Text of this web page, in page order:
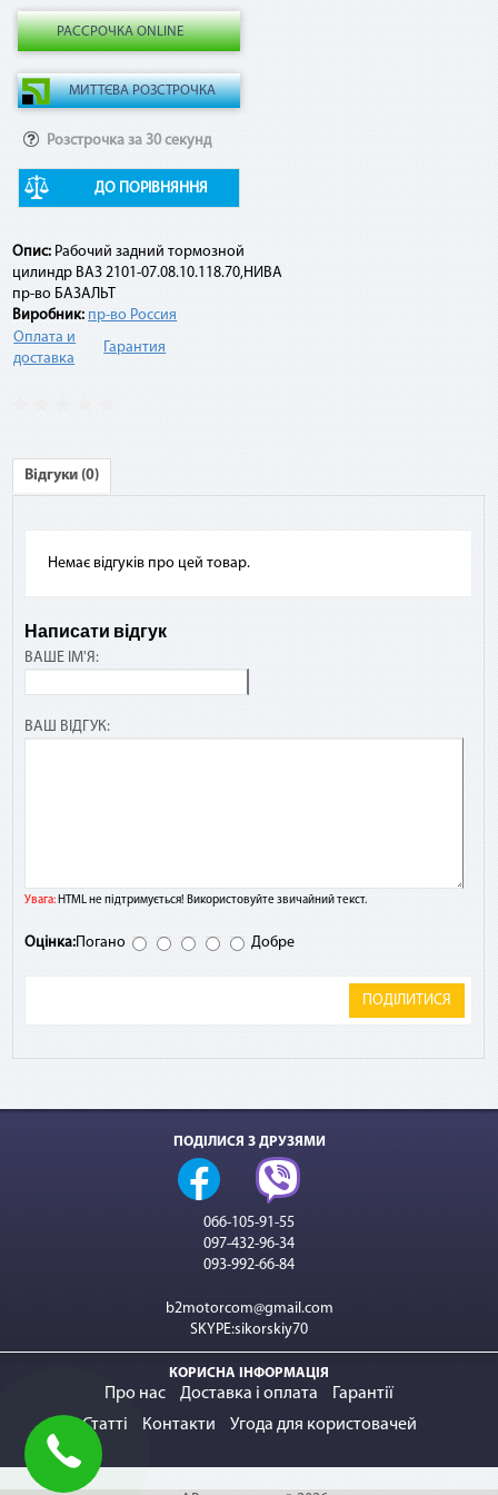
РАССРОЧКА ONLINE
Розстрочка за 30 секунд
ДО ПОРІВНЯННЯ
Опис: Рабочий задний тормозной
цилиндр ВАЗ 2101-07.08.10.118.70,НИВА
пр-во БАЗАЛЬТ
Виробник: пр-во Россия
Оплата и
доставка
Гарантия
Відгуки (0)
Немає відгуків про цей товар.
Написати відгук
ВАШЕ ІМ'Я:
ВАШ ВІДГУК:
Увага:HTML не підтримується! Використовуйте звичайний текст.
Оцінка:Погано Добре
ПОДІЛИТИСЯ
ПОДІЛИСЯ З ДРУЗЯМИ
066-105-91-55
097-432-96-34
093-992-66-84
b2motorcom@gmail.com
SKYPE:sikorskiy70
КОРИСНА ІНФОРМАЦІЯ
Про нас Доставка і оплата
Гарантії
Статті
Контакти Угода для користовачей
Например:
Договор по «Мгновенной рассрочке» оформлен на 10
платежей на сумму 10 000 грн. По списанию третьего
платежа подается заявка на досрочное погашение. При
этом сумма платежа составит: остаток задолженности (10
000 грн - 3 * 1 000 грн) + комиссия 2,9 % (10 000 грн * 2,9 %) =
7 290 грн.